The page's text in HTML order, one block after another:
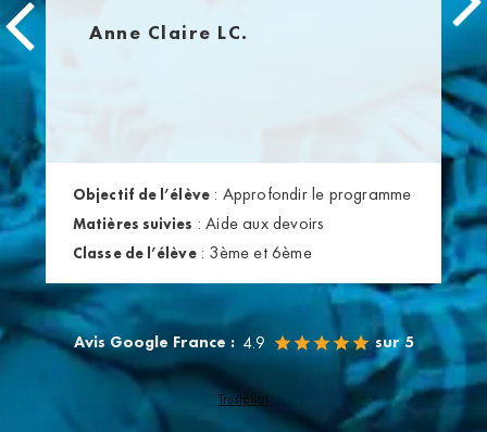
Anne Claire LC.
Objectif de l’élève: Approfondir le programme
Matières suivies :Aide aux devoirs
Classe de l’élève: 3ème et 6ème
Avis Google France : 4.9 sur 5
Trustpilot